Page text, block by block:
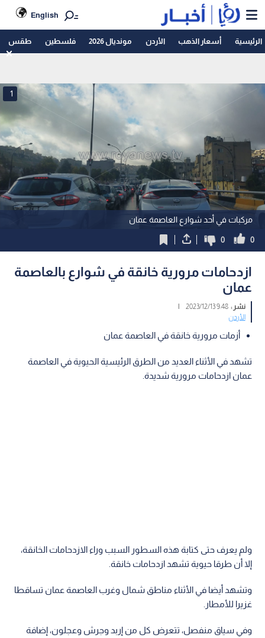
English
الرئيسية أسعار الذهب الأردن مونديال 2026 فلسطين طقس
مركبات في أحد شوارع العاصمة عمان
1
0
0
ازدحامات مرورية خانقة في شوارع بالعاصمة
عمان
نشر :9:48 2023/12/13
|
الأردن
أزمات مرورية خانقة في العاصمة عمان
تشهد في الأثناء العديد من الطرق الرئيسية الحيوية في العاصمة
عمان ازدحامات مرورية شديدة.
ولم يعرف حتى كتابة هذه السطور السبب وراء الازدحامات الخانقة،
إلا أن طرقا حيوية تشهد ازدحامات خانقة.
وتشهد أيضا في الأثناء مناطق شمال وغرب العاصمة عمان تساقطا
غزيرا للأمطار.
وفي سياق منفصل، تتعرض كل من إربد وجرش وعجلون، إضافة